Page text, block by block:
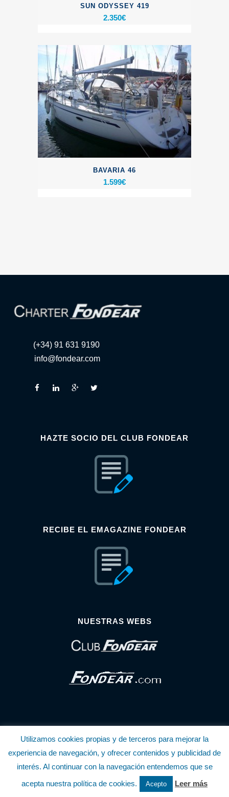
SUN ODYSSEY 419
2.350€
BAVARIA 46
1.599€
(+34) 91 631 9190
info@fondear.com
HAZTE SOCIO DEL CLUB FONDEAR
RECIBE EL EMAGAZINE FONDEAR
NUESTRAS WEBS
© Copyright Fondear, S.L.
Aunque se consideran exactas, declinamos toda responsabilidad sobre la
información y precios inscritos. Estas informaciones no son contractuales.
Utilizamos cookies propias y de terceros para mejorar la
experiencia de navegación, y ofrecer contenidos y publicidad de
interés. Al continuar con la navegación entendemos que se
acepta nuestra política de cookies.
Acepto Leer más